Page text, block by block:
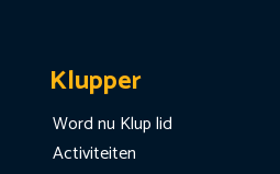
Klupper
Word nu Klup lid
Activiteiten